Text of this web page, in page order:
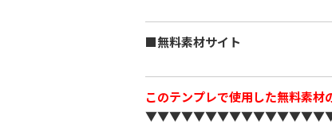
■無料素材サイト
このテンプレで使用した無料素材